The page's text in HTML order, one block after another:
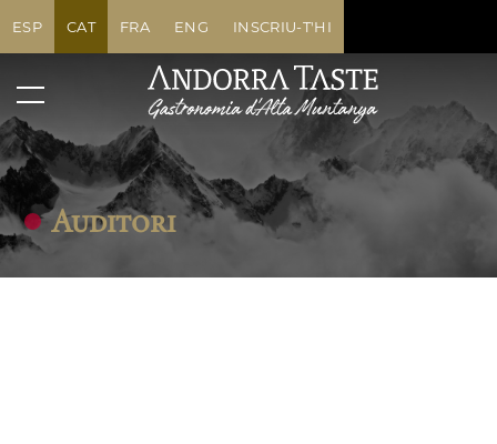
ESP CAT FRA ENG INSCRIU-T'HI
Auditori